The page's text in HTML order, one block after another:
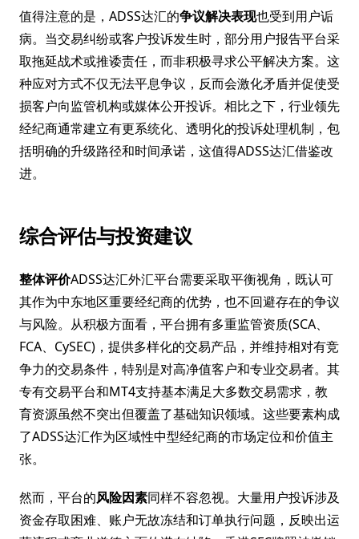
值得注意的是，ADSS达汇的争议解决表现也受到用户诟
病。当交易纠纷或客户投诉发生时，部分用户报告平台采
取拖延战术或推诿责任，而非积极寻求公平解决方案。这
种应对方式不仅无法平息争议，反而会激化矛盾并促使受
损客户向监管机构或媒体公开投诉。相比之下，行业领先
经纪商通常建立有更系统化、透明化的投诉处理机制，包
括明确的升级路径和时间承诺，这值得ADSS达汇借鉴改
进。
综合评估与投资建议
整体评价ADSS达汇外汇平台需要采取平衡视角，既认可
其作为中东地区重要经纪商的优势，也不回避存在的争议
与风险。从积极方面看，平台拥有多重监管资质(SCA、
FCA、CySEC)，提供多样化的交易产品，并维持相对有竞
争力的交易条件，特别是对高净值客户和专业交易者。其
专有交易平台和MT4支持基本满足大多数交易需求，教
育资源虽然不突出但覆盖了基础知识领域。这些要素构成
了ADSS达汇作为区域性中型经纪商的市场定位和价值主
张。
然而，平台的风险因素同样不容忽视。大量用户投诉涉及
资金存取困难、账户无故冻结和订单执行问题，反映出运